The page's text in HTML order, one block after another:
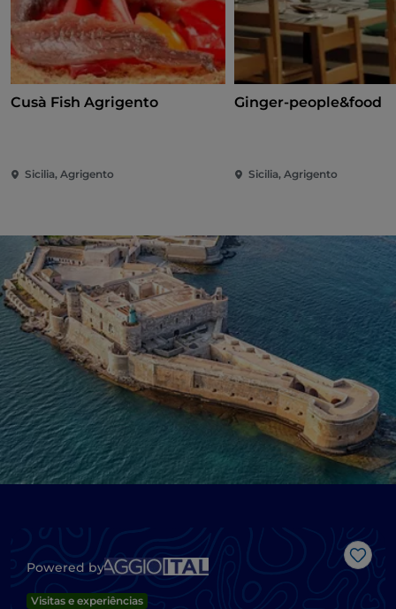
Cusà Fish Agrigento
Sicilia, Agrigento
Ginger-people&food
Sicilia, Agrigento
Powered by
Visitas e experiências